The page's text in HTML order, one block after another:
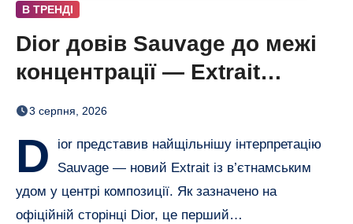
В ТРЕНДІ
Dior довів Sauvage до межі
концентрації — Extrait
дозріває 42 дні
3 серпня, 2026
D
ior представив найщільнішу інтерпретацію
Sauvage — новий Extrait із в’єтнамським
удом у центрі композиції. Як зазначено на
офіційній сторінці Dior, це перший…